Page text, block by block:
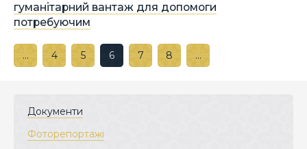
гуманітарний вантаж для допомоги
потребуючим
… 4 5 6 7 8 …
Документи
Фоторепортажі